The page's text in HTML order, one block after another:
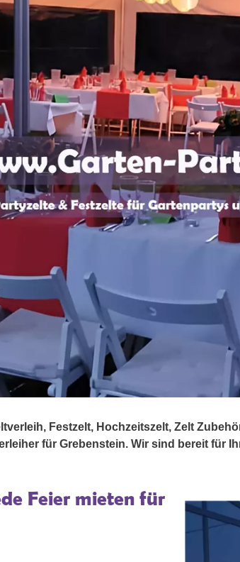
Festzelt, Hochzeitszelt, Zelt
für Grebenstein. Wir sind bereit für
Feier mieten für